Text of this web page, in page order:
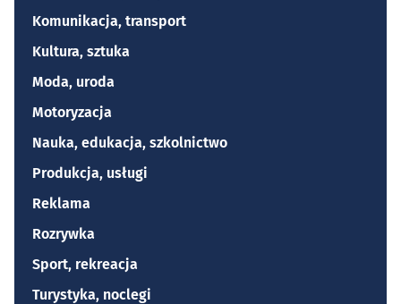
Komunikacja, transport
Kultura, sztuka
Moda, uroda
Motoryzacja
Nauka, edukacja, szkolnictwo
Produkcja, usługi
Reklama
Rozrywka
Sport, rekreacja
Turystyka, noclegi